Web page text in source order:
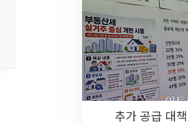
추가 공급 대